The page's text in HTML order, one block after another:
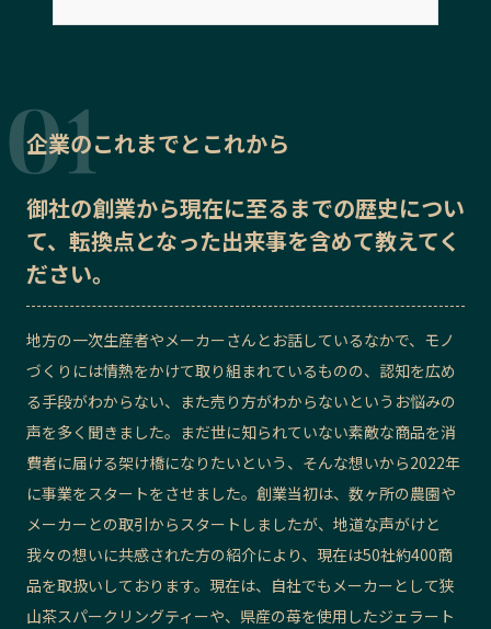
Sporkle
記事ライター
お問い合わせ 会社概要
企業のこれまでとこれから
御社の創業から現在に至るまでの歴史につい
て、転換点となった出来事を含めて教えてく
ださい。
地方の一次生産者やメーカーさんとお話しているなかで、モノ
づくりには情熱をかけて取り組まれているものの、認知を広め
る手段がわからない、また売り方がわからないというお悩みの
声を多く聞きました。まだ世に知られていない素敵な商品を消
費者に届ける架け橋になりたいという、そんな想いから2022年
に事業をスタートをさせました。創業当初は、数ヶ所の農園や
メーカーとの取引からスタートしましたが、地道な声がけと
我々の想いに共感された方の紹介により、現在は50社約400商
品を取扱いしております。現在は、自社でもメーカーとして狭
山茶スパークリングティーや、県産の苺を使用したジェラート